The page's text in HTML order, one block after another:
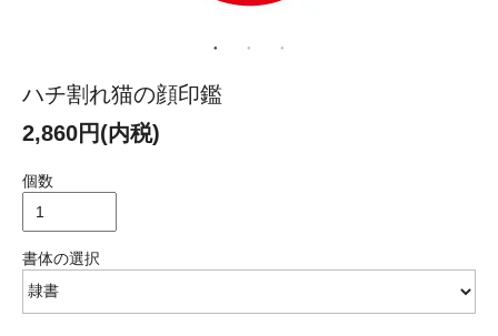
ハチ割れ猫の顔印鑑
2,860円(内税)
個数
書体の選択